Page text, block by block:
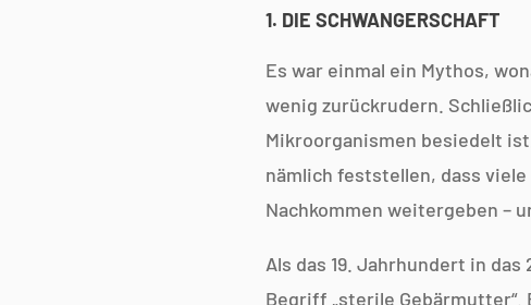
1. DIE SCHWANGERSCHAFT
Es war einmal ein Mythos,
wenig zurückrudern.
Mikroorganismen besiedelt
nämlich feststellen, dass
Nachkommen weitergeben –
Als das 19. Jahrhundert in
Begriff „sterile Gebärmutter“.